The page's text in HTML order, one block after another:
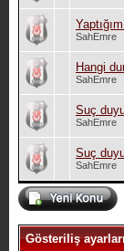
SahEmre
Hangi
SahEmre
Suç
SahEmre
Suç
SahEmre
Gösteriliş